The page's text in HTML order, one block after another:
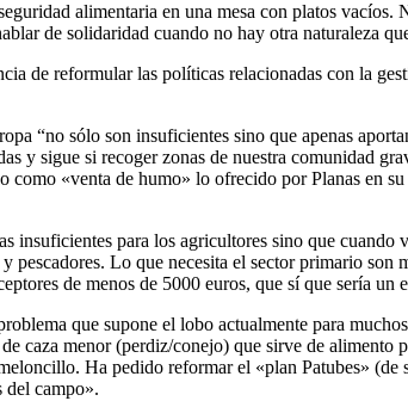
alimentaria en una mesa con platos
de solidaridad cuando no hay otra naturaleza
de reformular las políticas relacionadas con la
“no sólo son insuficientes sino que apenas
y sigue si recoger zonas de nuestra comunidad
«venta de humo» lo ofrecido por Planas en
insuficientes para los agricultores sino que
pescadores. Lo que necesita el sector primario
de menos de 5000 euros, que sí que sería
que supone el lobo actualmente para
caza menor (perdiz/conejo) que sirve de
Ha pedido reformar el «plan Patubes»
del campo».